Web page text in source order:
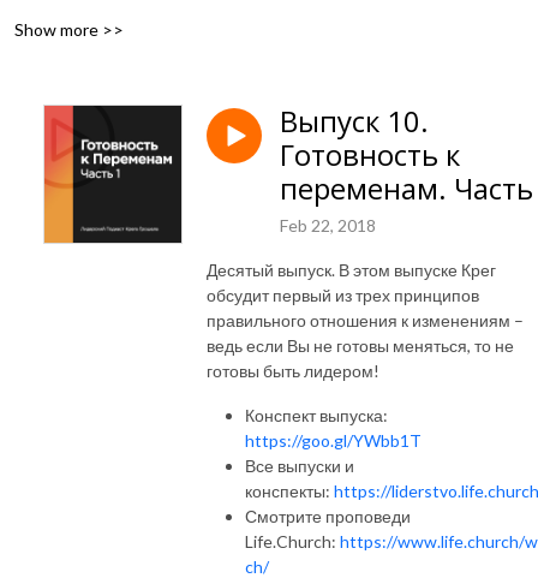
жизни и в командной работе. Вы познакомитесь с эффективными
Show more >>
Выпуск 10.
Готовность к
переменам.
Feb 22, 2018
Десятый выпуск. В этом выпуске Крег
обсудит первый из трех принципов
правильного отношения к изменениям –
ведь если Вы не готовы меняться, то не
готовы быть лидером!
Конспект выпуска:
https://goo.gl/YWbb1T
Все выпуски и
конспекты: https://
Смотрите проповеди
Life.Church: https://www.life.church/
ch/